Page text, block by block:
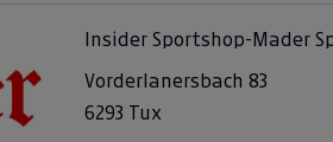
Insider Sportshop-Mader
Vorderlanersbach 83
6293 Tux